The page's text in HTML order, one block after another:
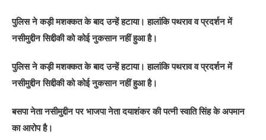
पुलिस ने कड़ी मशक्कत के बाद उन्हें हटाया। हालांकि पथराव व प्रदर्शन में
नसीमुद्दीन सिद्दीकी को कोई नुकसान नहीं हुआ है।
पुलिस ने कड़ी मशक्कत के बाद उन्हें हटाया। हालांकि पथराव व प्रदर्शन में
नसीमुद्दीन सिद्दीकी को कोई नुकसान नहीं हुआ है।
बसपा नेता नसीमुद्दीन पर भाजपा नेता दयाशंकर की पत्नी स्वाति सिंह के अपमान
का आरोप है।